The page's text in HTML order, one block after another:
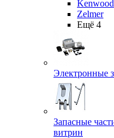
Kenwood
Zelmer
Ещё 4
Электронные
Запасные
витрин